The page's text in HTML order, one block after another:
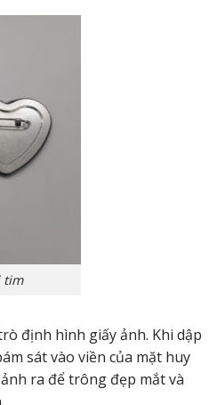
tim
định hình giấy ảnh. Khi dập
sát vào viền của mặt huy
ra để trông đẹp mắt và